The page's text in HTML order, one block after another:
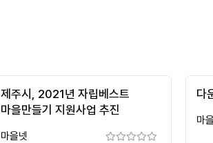
제주시, 2021년 자립베스트
마을만들기 지원사업 추진
마을넷
다
마